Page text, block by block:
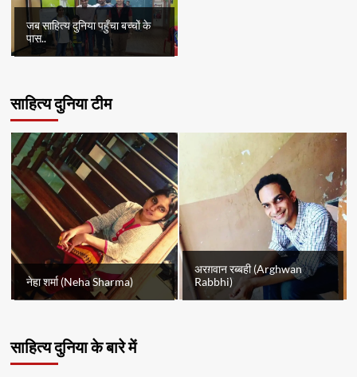
जब साहित्य दुनिया पहुँचा बच्चों के
पास..
साहित्य दुनिया टीम
नेहा शर्मा (Neha Sharma)
अरग़वान रब्बही (Arghwan
Rabbhi)
साहित्य दुनिया के बारे में